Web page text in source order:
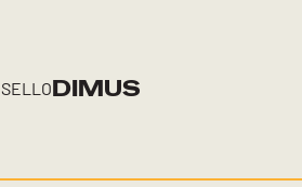
SELLODIMUS